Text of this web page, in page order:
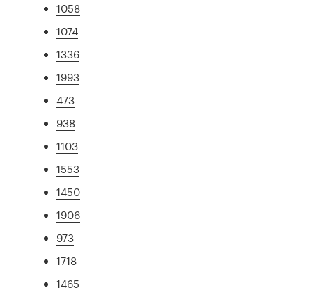
1058
1074
1336
1993
473
938
1103
1553
1450
1906
973
1718
1465